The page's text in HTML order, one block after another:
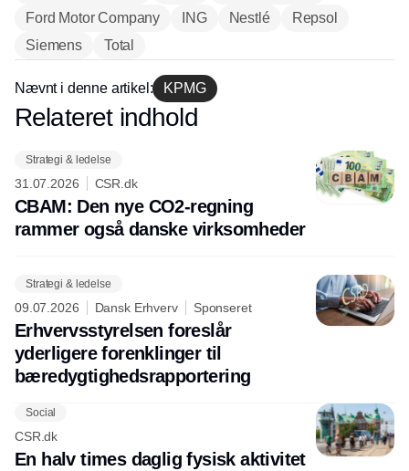
Ford Motor Company
ING Nestlé
Repsol
Siemens
Total
Nævnt i denne artikel: KPMG
Annonce
Relateret indhold
Strategi & ledelse
31.07.2026 CSR.dk
CBAM: Den nye CO2-regning
rammer også danske virksomheder
Strategi & ledelse
09.07.2026 Dansk Erhverv Sponseret
Erhvervsstyrelsen foreslår
yderligere forenklinger til
bæredygtighedsrapportering
Social
CSR.dk
En halv times daglig fysisk aktivitet